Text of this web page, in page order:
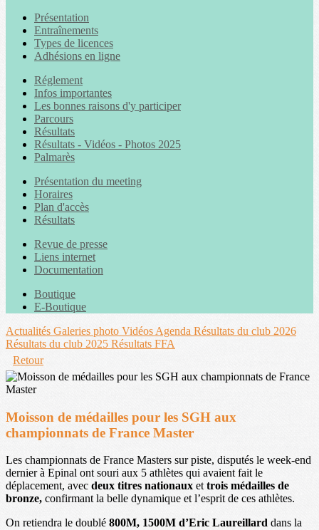
Présentation
Entraînements
Types de licences
Adhésions en ligne
Réglement
Infos importantes
Les bonnes raisons d'y participer
Parcours
Résultats
Résultats - Vidéos - Photos 2025
Palmarès
Présentation du meeting
Horaires
Plan d'accès
Résultats
Revue de presse
Liens internet
Documentation
Boutique
E-Boutique
Actualités Galeries photo Vidéos Agenda Résultats du club 2026
Résultats du club 2025 Résultats FFA
Retour
Moisson de médailles pour les SGH aux
championnats de France Master
Les championnats de France Masters sur piste, disputés le week-end
dernier à Epinal ont souri aux 5 athlètes qui avaient fait le
déplacement, avec deux titres nationaux ettrois médailles de
bronze, confirmant la belle dynamique et l’esprit de ces athlètes.
On retiendra le doublé 800M, 1500M d’Eric Laureillard dans la